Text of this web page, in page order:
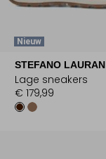
Nieuw
STEFANO LAURAN
Lage sneakers
€ 179,99